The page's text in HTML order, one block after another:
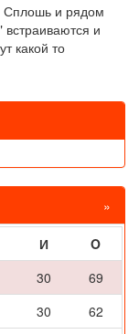
Сплошь и рядом
и
какой то
»
И
O
30
69
30
62